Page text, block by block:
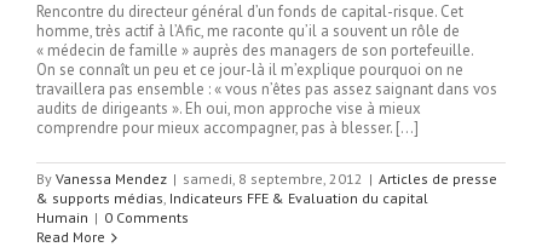
Rencontre du directeur général d’un fonds de capital-risque. Cet
homme, très actif à l’Afic, me raconte qu’il a souvent un rôle de
« médecin de famille » auprès des managers de son portefeuille.
On se connaît un peu et ce jour-là il m’explique pourquoi on ne
travaillera pas ensemble : « vous n’êtes pas assez saignant dans vos
audits de dirigeants ». Eh oui, mon approche vise à mieux
comprendre pour mieux accompagner, pas à blesser. […]
By Vanessa Mendez | samedi, 8 septembre, 2012 | Articles de presse
& supports médias, Indicateurs FFE & Evaluation du capital
Humain | 0 Comments
Read More